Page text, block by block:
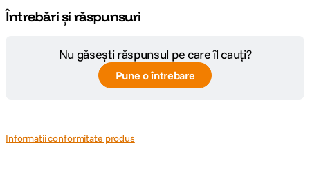
Întrebări și răspunsuri
Nu găsești răspunsul pe care îl cauți?
Pune o întrebare
Informatii conformitate produs